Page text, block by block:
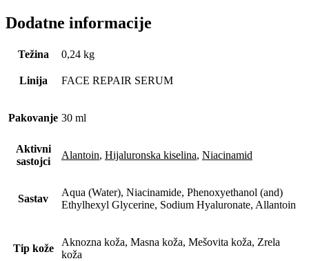
Dodatne informacije
Težina 0,24 kg
Linija FACE REPAIR SERUM
Pakovanje 30 ml
Aktivni
sastojci
Alantoin, Hijaluronska kiselina, Niacinamid
Sastav
Aqua (Water), Niacinamide, Phenoxyethanol (and)
Ethylhexyl Glycerine, Sodium Hyaluronate, Allantoin
Tip kože
Aknozna koža, Masna koža, Mešovita koža, Zrela
koža